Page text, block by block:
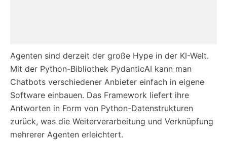
Agenten sind derzeit der große Hype in der KI-Welt.
Mit der Python-Bibliothek PydanticAI kann man
Chatbots verschiedener Anbieter einfach in eigene
Software einbauen. Das Framework liefert ihre
Antworten in Form von Python-Datenstrukturen
zurück, was die Weiterverarbeitung und Verknüpfung
mehrerer Agenten erleichtert.